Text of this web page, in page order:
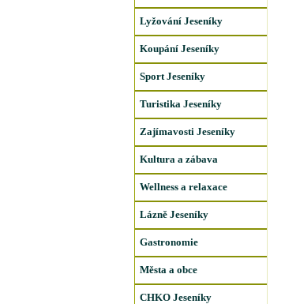
Lyžování Jeseníky
Koupání Jeseníky
Sport Jeseníky
Turistika Jeseníky
Zajímavosti Jeseníky
Kultura a zábava
Wellness a relaxace
Lázně Jeseníky
Gastronomie
Města a obce
CHKO Jeseníky